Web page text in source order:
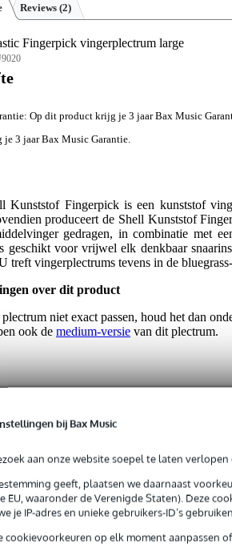
bij Bax Music
aan onze website soepel te laten
geeft, plaatsen we daarnaast
EU, waaronder de Verenigde Staten). Deze
je IP-adres en unieke gebruikers-ID’s
cookievoorkeuren op elk moment aanpassen
Reviews (2)
Fingerpick vingerplectrum large
: Op dit product krijg je 3 jaar Bax Music
3 jaar Bax Music Garantie.
Kunststof Fingerpick is een kunststof
produceert de Shell Kunststof
gedragen, in combinatie met
geschikt voor vrijwel elk denkbaar
treft vingerplectrums tevens in de
over dit product
niet exact passen, houd het dan
ook de medium-versie van dit plectrum.
1 stuk
heavy
0.80 mm